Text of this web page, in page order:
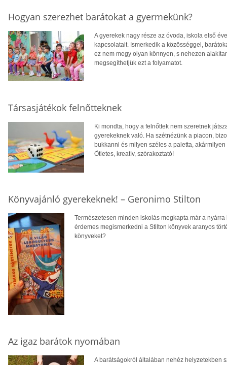
Hogyan szerezhet barátokat a gyermekünk?
A gyerekek nagy része az óvoda, iskola első
kapcsolatait. Ismerkedik a közösséggel,
ez nem megy olyan könnyen, s nehezen
megsegíthetjük ezt a folyamatot.
Társasjátékok felnőtteknek
Ki mondta, hogy a felnőttek nem szeretnek
gyerekeknek való. Ha szétnézünk a piacon,
bukkanni és milyen széles a paletta,
Ötletes, kreatív, szórakoztató!
Könyvajánló gyerekeknek! – Geronimo Stilton
Természetesen minden iskolás megkapta már a
érdemes megismerkedni a Stilton könyvek aranyos
könyveket?
Az igaz barátok nyomában
A barátságokról általában nehéz helyzetekben